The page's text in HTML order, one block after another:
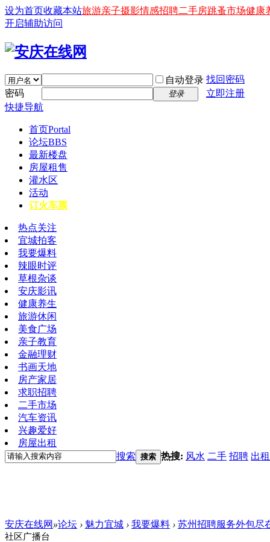
设为首页收藏本站旅游亲子摄影情感招聘二手房跳蚤市场健康
开启辅助访问
自动登录 找回密码
密码
登录
立即注册
快捷导航
首页Portal
论坛BBS
最新楼盘
房屋租售
灌水区
活动
订火车票
热点关注
宜城拍客
我要爆料
辣眼时评
草根杂谈
安庆影讯
健康养生
旅游休闲
美食广场
亲子教育
金融理财
书画天地
房产家居
求职招聘
二手市场
汽车资讯
兴趣爱好
房屋出租
搜索 搜索 热搜: 风水 二手 招聘 出租
安庆在线网 »论坛 › 魅力宜城 › 我要爆料 › 苏州招聘服务外包尽
社区广播台